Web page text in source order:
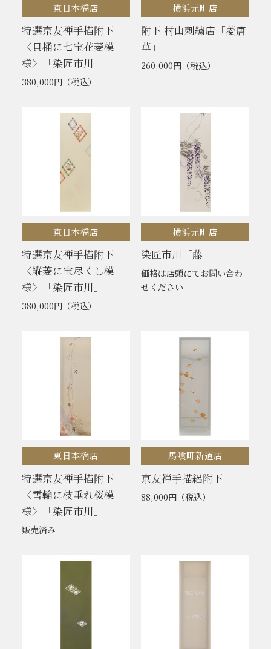
東日本橋店
特選京友禅手描附下
〈貝桶に七宝花菱模
様〉「染匠市川
380,000円（税込）
横浜元町店
附下 村山刺繍店「菱唐
草」
260,000円（税込）
東日本橋店
特選京友禅手描附下
〈縦菱に宝尽くし模
様〉「染匠市川」
380,000円（税込）
横浜元町店
染匠市川「藤」
価格は店頭にてお問い合わ
せください
東日本橋店
特選京友禅手描附下
〈雪輪に枝垂れ桜模
様〉「染匠市川」
販売済み
馬喰町新道店
京友禅手描絽附下
88,000円（税込）